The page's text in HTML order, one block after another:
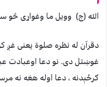
الله (ج) وویل ما وغواړی څو
دقرآن له نظره صلوة يعنى
غوښتل دی. نو دعا اوعبادت
ګرځېدنه ، دعا اوله هغه نه